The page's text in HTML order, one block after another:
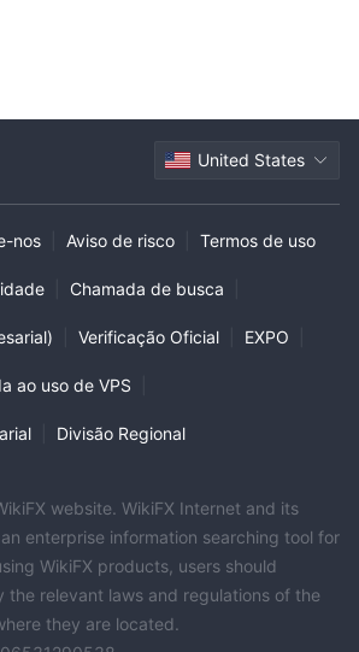
United States
nos Aviso de risco Termos de uso
Chamada de busca
Verificação Oficial EXPO
ao uso de VPS
Divisão Regional
website. WikiFX Internet and its
enterprise information searching tool for
WikiFX products, users should
the relevant laws and regulations of the
they are located.